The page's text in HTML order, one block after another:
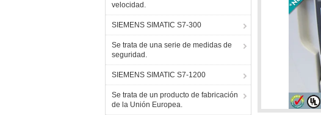
velocidad.
SIEMENS SIMATIC S7-300
Se trata de una serie de medidas de
seguridad.
SIEMENS SIMATIC S7-1200
Se trata de un producto de fabricación
de la Unión Europea.